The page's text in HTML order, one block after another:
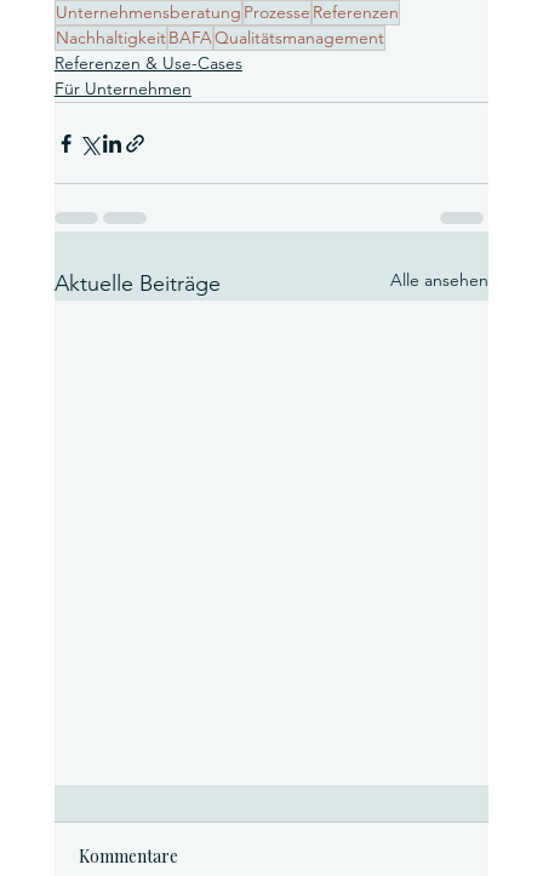
Unternehmensberatung Prozesse Referenzen
NachhaltigkeitBAFAQualitätsmanagement
Referenzen & Use-Cases
Für Unternehmen
Aktuelle Beiträge Alle ansehen
Kommentare